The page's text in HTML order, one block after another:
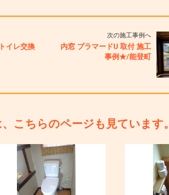
イレ交換
次の施工事例へ
内窓 プラマードU 取付 施工
事例★/能登町
こちらのページも見ています。